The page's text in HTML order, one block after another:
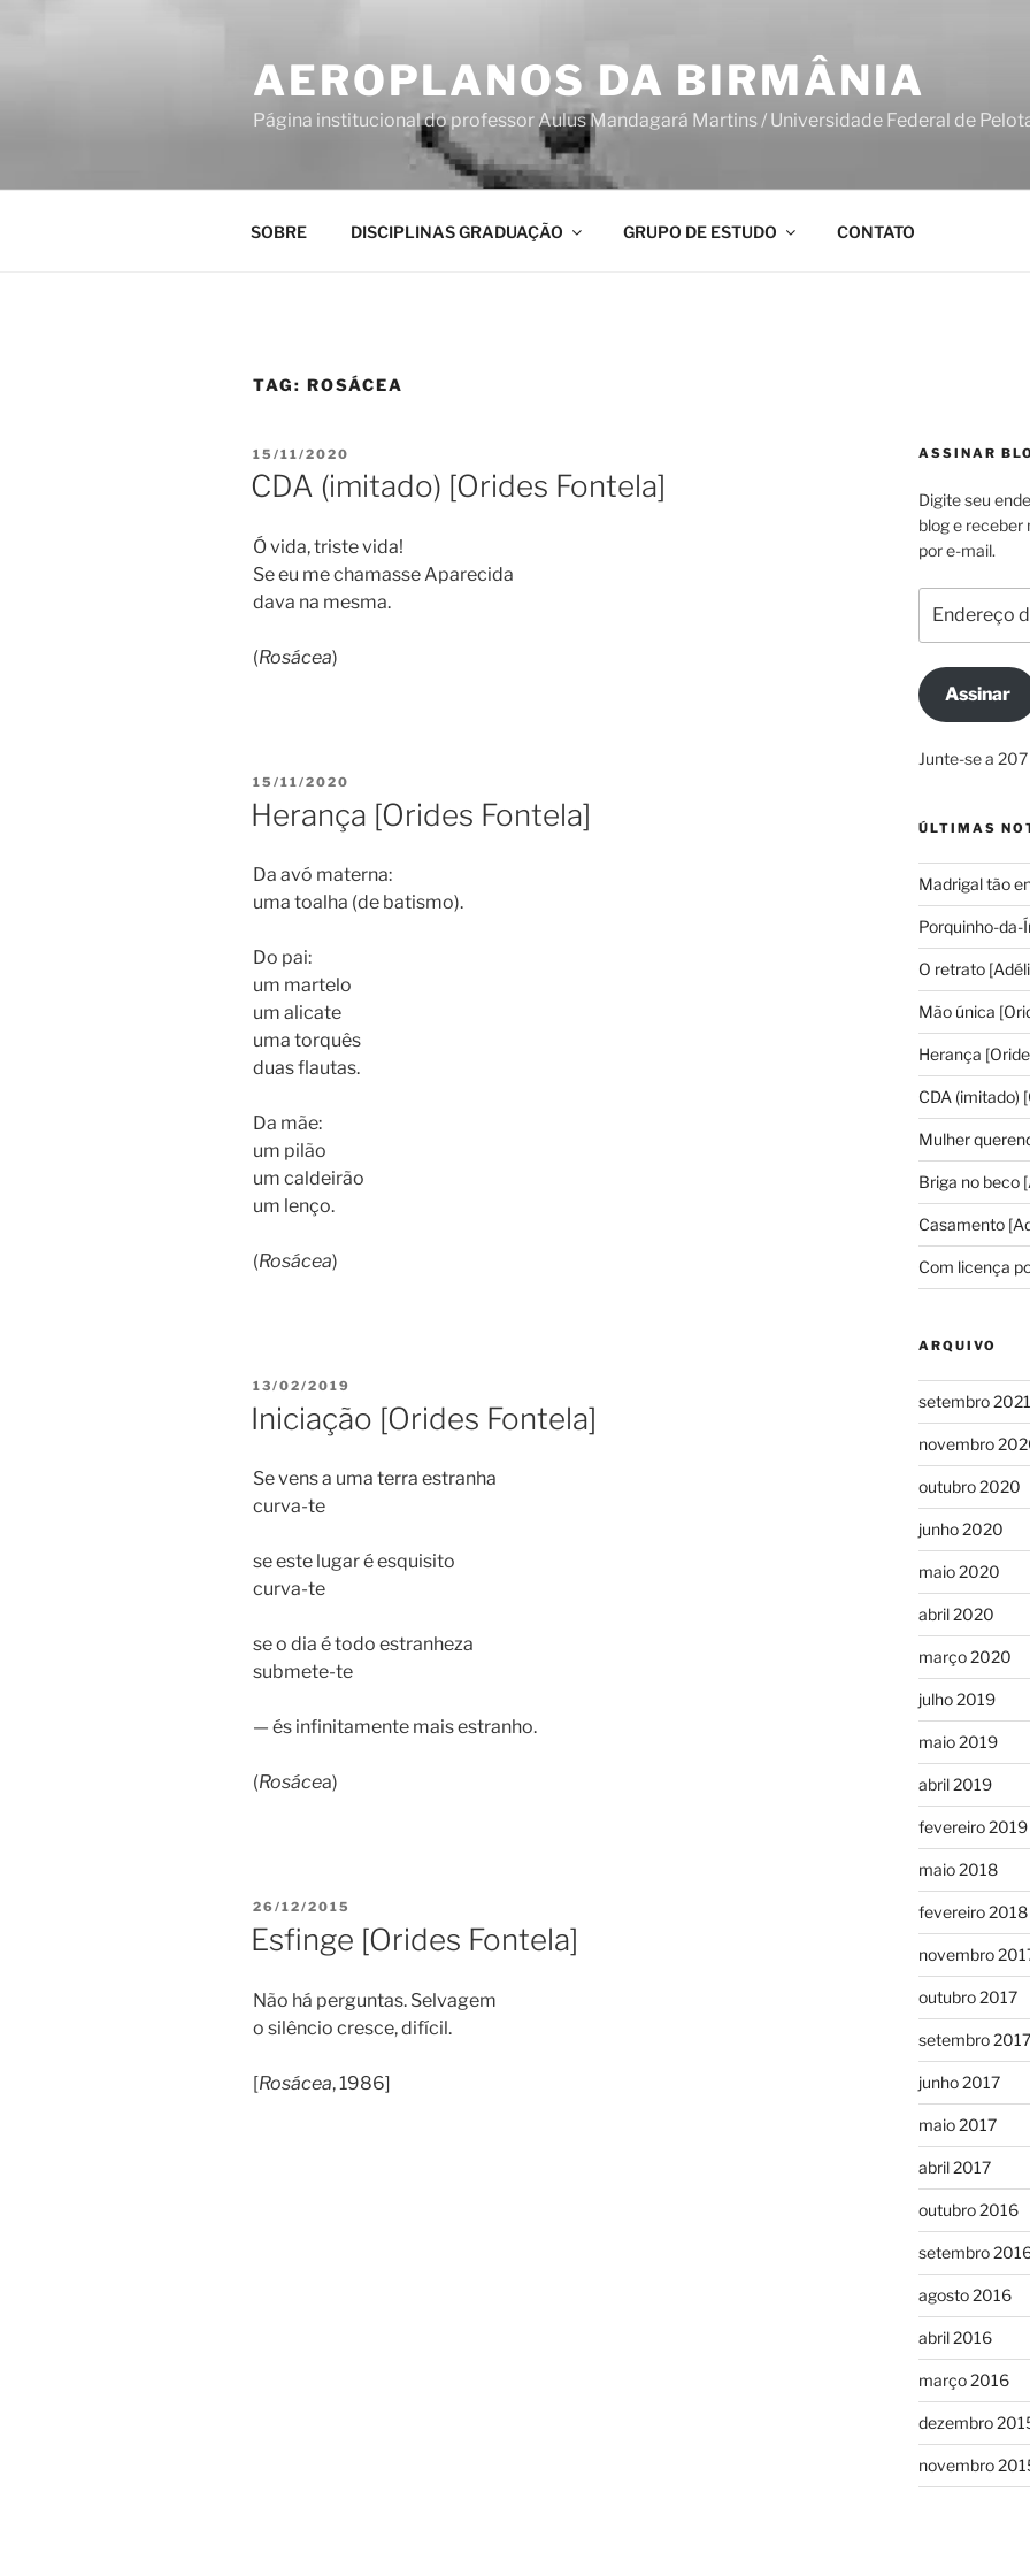
AEROPLANOS DA BIRMÂNIA
Página institucional do professor Aulus Mandagará Martins / Universidade Federal de
SOBRE DISCIPLINAS GRADUAÇÃO GRUPO DE ESTUDO CONTATO
TAG: ROSÁCEA
PUBLICADO
EM
15/11/2020
CDA (imitado) [Orides Fontela]
Ó vida, triste vida!
Se eu me chamasse Aparecida
dava na mesma.
(Rosácea)
PUBLICADO
15/11/2020
Herança [Orides Fontela]
Da avó materna:
uma toalha (de batismo).
Do pai:
um martelo
um alicate
uma torquês
duas flautas.
Da mãe:
um pilão
um caldeirão
um lenço.
(Rosácea)
PUBLICADO
EM
13/02/2019
Iniciação [Orides Fontela]
Se vens a uma terra estranha
curva-te
se este lugar é esquisito
curva-te
se o dia é todo estranheza
submete-te
— és infinitamente mais estranho.
(Rosácea)
PUBLICADO
EM
26/12/2015
Esfinge [Orides Fontela]
Não há perguntas. Selvagem
o silêncio cresce, difícil.
[Rosácea, 1986]
ASSINAR
Digite seu
blog e
por e-mail.
de
e-
mail
Assinar
Junte-se a
ÚLTIMAS
Madrigal tão
Porquinho-da-
O retrato
Mão única
Herança
CDA (imitado)
Mulher
Briga no beco
Casamento
Com licença
ARQUIVO
setembro 2021
novembro
outubro 2020
junho 2020
maio 2020
abril 2020
março 2020
julho 2019
maio 2019
abril 2019
fevereiro 2019
maio 2018
fevereiro 2018
novembro
outubro 2017
setembro 2017
junho 2017
maio 2017
abril 2017
outubro 2016
setembro
agosto 2016
abril 2016
março 2016
dezembro
novembro